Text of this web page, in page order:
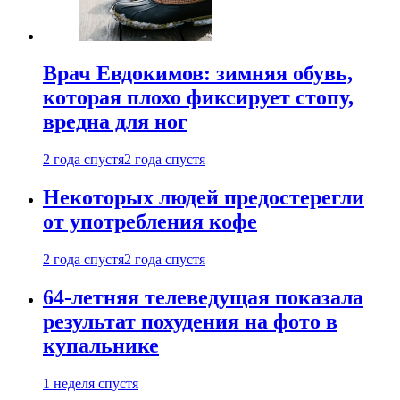
Врач Евдокимов: зимняя обувь,
которая плохо фиксирует стопу,
вредна для ног
2 года спустя2 года спустя
Некоторых людей предостерегли
от употребления кофе
2 года спустя2 года спустя
64-летняя телеведущая показала
результат похудения на фото в
купальнике
1 неделя спустя